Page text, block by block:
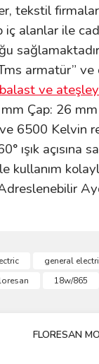
tekstil
alanlar ile
armatür”
ve
Çap: 26
6500 Kelvin
ışık açısına
kullanım
için teşekkür ederiz.
hatalar bulunuyor.
general
18w/865
FLORESAN